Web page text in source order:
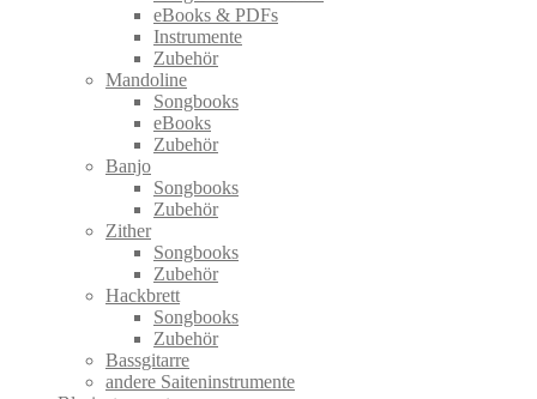
eBooks & PDFs
Instrumente
Zubehör
Mandoline
Songbooks
eBooks
Zubehör
Banjo
Songbooks
Zubehör
Zither
Songbooks
Zubehör
Hackbrett
Songbooks
Zubehör
Bassgitarre
andere Saiteninstrumente